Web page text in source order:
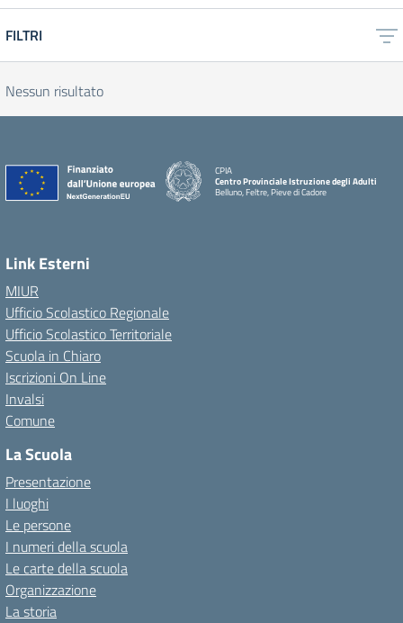
FILTRI
Nessun risultato
CPIA
Centro Provinciale Istruzione degli Adulti
Belluno, Feltre, Pieve di Cadore
Link Esterni
MIUR
Ufficio Scolastico Regionale
Ufficio Scolastico Territoriale
Scuola in Chiaro
Iscrizioni On Line
Invalsi
Comune
La Scuola
Presentazione
I luoghi
Le persone
I numeri della scuola
Le carte della scuola
Organizzazione
La storia